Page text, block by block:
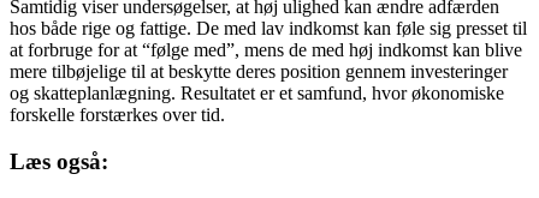
Samtidig viser undersøgelser, at høj ulighed kan ændre adfærden
hos både rige og fattige. De med lav indkomst kan føle sig presset til
at forbruge for at “følge med”, mens de med høj indkomst kan blive
mere tilbøjelige til at beskytte deres position gennem investeringer
og skatteplanlægning. Resultatet er et samfund, hvor økonomiske
forskelle forstærkes over tid.
Læs også: